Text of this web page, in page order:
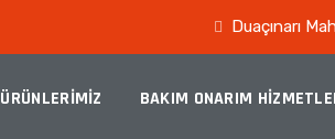
Duaçınarı
ÜRÜNLERİMİZ BAKIM ONARIM